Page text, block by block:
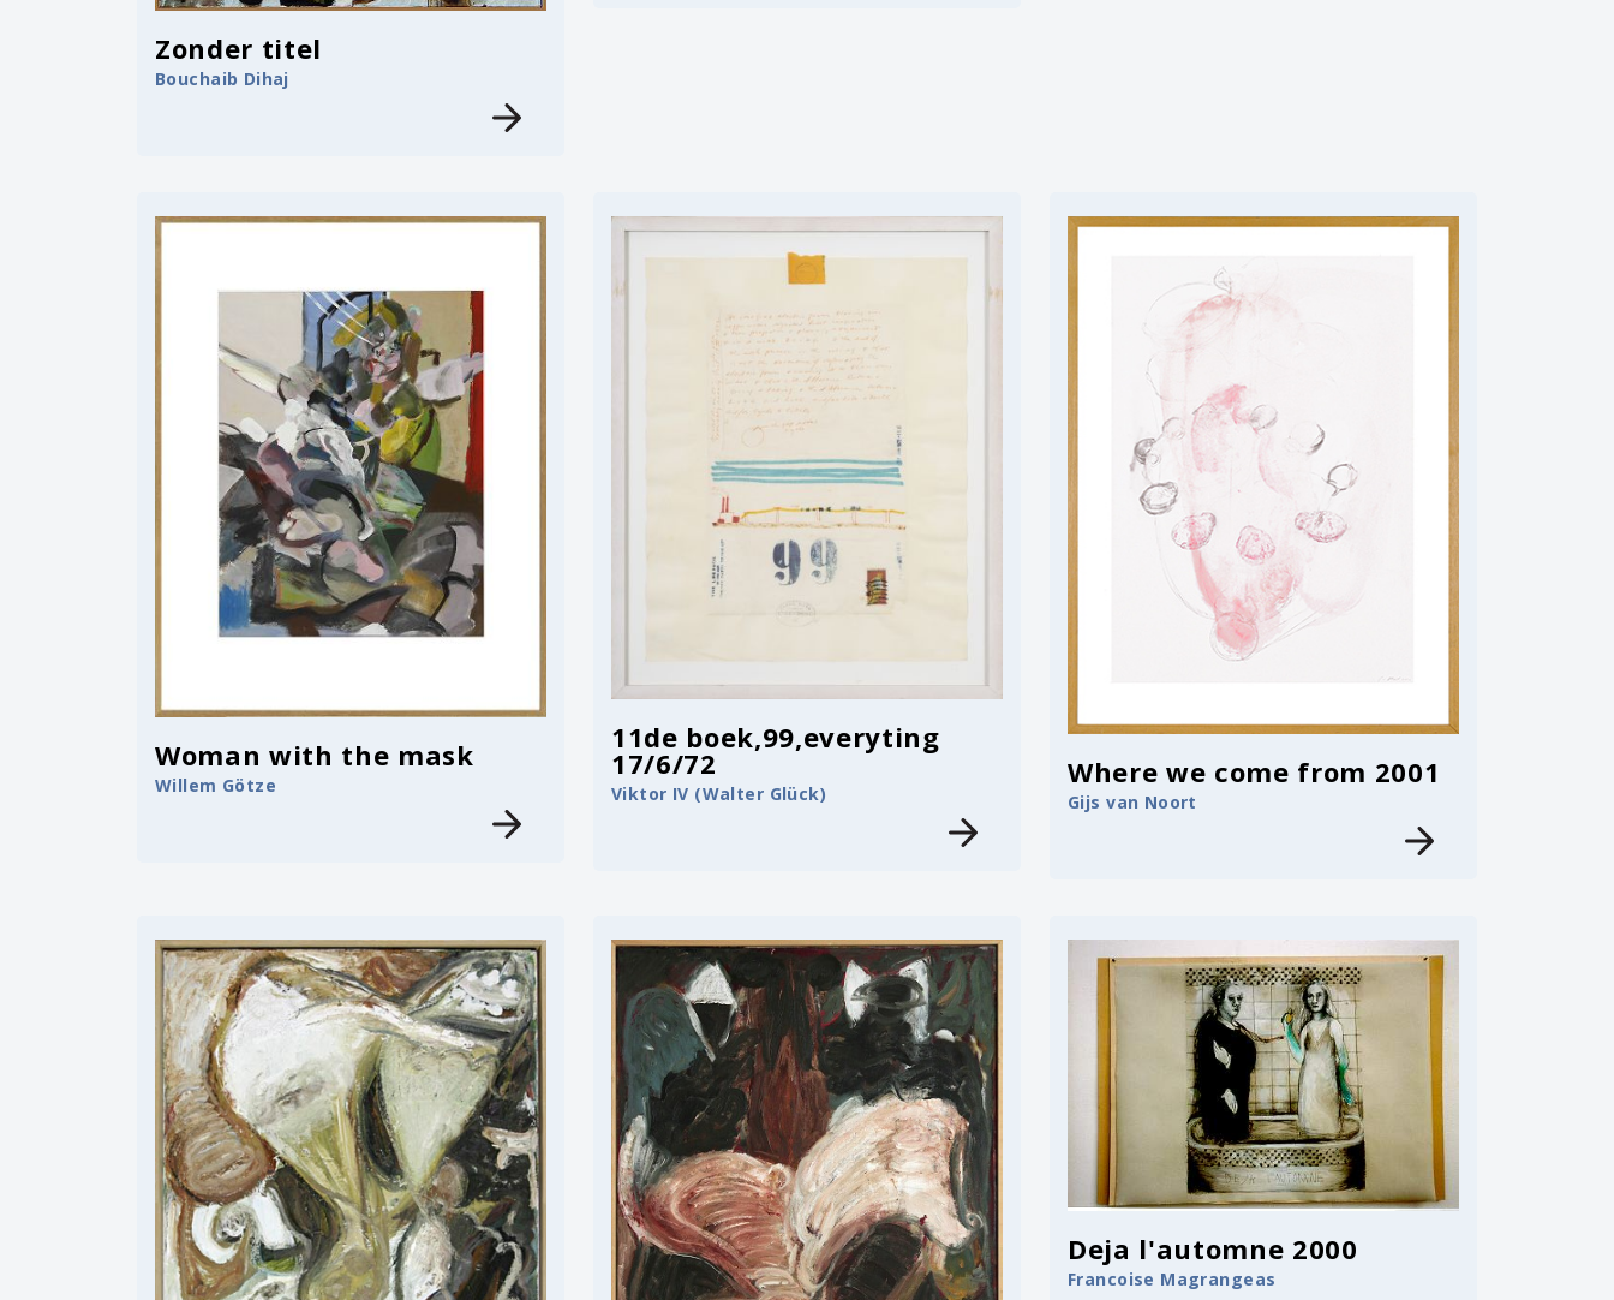
Zonder titel
Bouchaib Dihaj
Woman with the mask
Willem Götze
11de boek,99,everyting
17/6/72
Viktor IV (Walter Glück)
Where we come from 2001
Gijs van Noort
Deja l'automne 2000
Francoise Magrangeas